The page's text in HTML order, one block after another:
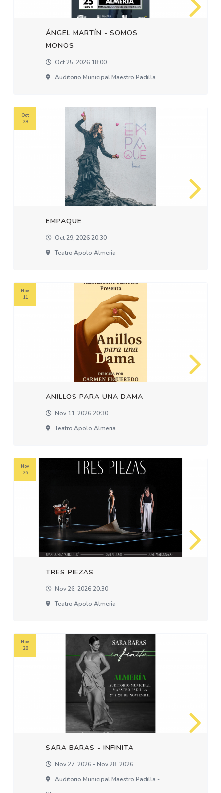
ÁNGEL MARTÍN - SOMOS
MONOS
Oct 25, 2026 18:00
Auditorio Municipal Maestro Padilla.
EMPAQUE
Oct 29, 2026 20:30
Teatro Apolo Almeria
Oct
29
ANILLOS PARA UNA DAMA
Nov 11, 2026 20:30
Teatro Apolo Almeria
Nov
11
TRES PIEZAS
Nov 26, 2026 20:30
Teatro Apolo Almeria
Nov
26
SARA BARAS - INFINITA
Nov 27, 2026 - Nov 28, 2026
Auditorio Municipal Maestro Padilla -
Nov
28